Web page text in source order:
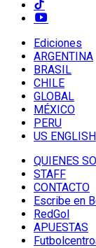
Ediciones
ARGENTINA
BRASIL
CHILE
GLOBAL
MÉXICO
PERU
US ENGLISH
QUIENES
STAFF
CONTACTO
Escribe en
RedGol
APUESTAS